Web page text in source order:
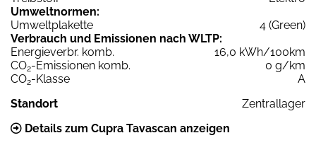
Umweltnormen:
Umweltplakette
4 (Green)
Verbrauch und Emissionen nach WLTP:
Energieverbr. komb.
16,0 kWh/100km
CO2-Emissionen komb.
0 g/km
CO2-Klasse
A
Standort
Zentrallager
Details zum Cupra Tavascan anzeigen